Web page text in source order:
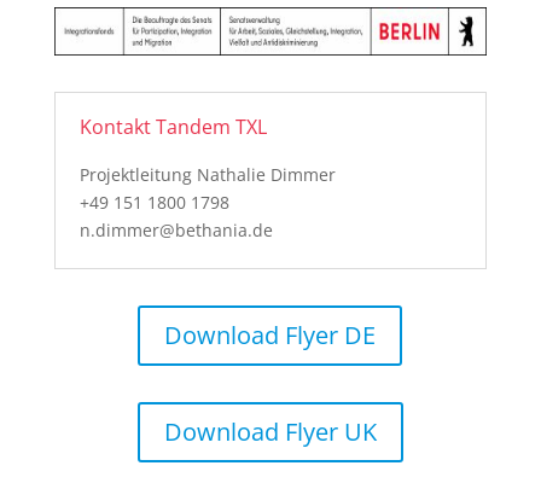
Kontakt Tandem TXL
Projektleitung Nathalie Dimmer
+49 151 1800 1798
n.dimmer@bethania.de
Download Flyer DE
Download Flyer UK